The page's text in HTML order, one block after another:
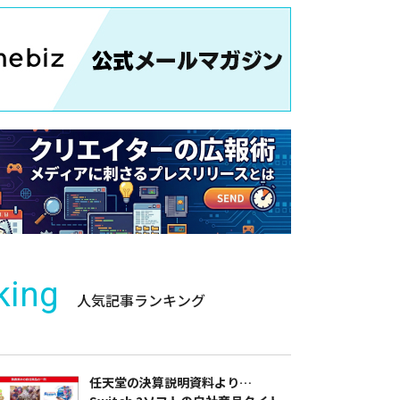
人気記事ランキング
任天堂の決算説明資料より…